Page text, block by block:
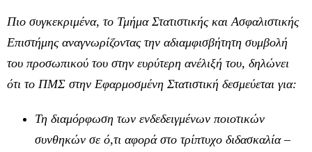
Πιο συγκεκριμένα, το Τμήμα Στατιστικής και Ασφαλιστικής
Επιστήμης αναγνωρίζοντας την αδιαμφισβήτητη συμβολή
του προσωπικού του στην ευρύτερη ανέλιξή του, δηλώνει
ότι το ΠΜΣ στην Εφαρμοσμένη Στατιστική δεσμεύεται για:
Τη διαμόρφωση των ενδεδειγμένων ποιοτικών
συνθηκών σε ό,τι αφορά στο τρίπτυχο διδασκαλία –